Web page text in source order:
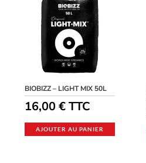
BIOBIZZ – LIGHT MIX 50L
16,00€ TTC
AJOUTER AU PANIER